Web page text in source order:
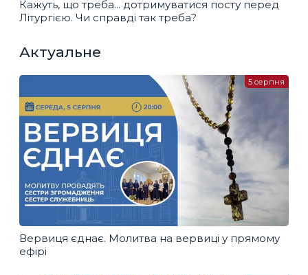
Кажуть, що треба... дотримуватися посту перед
Літургією. Чи справді так треба?
Актуальне
Вервиця єднає. Молитва на вервиці у прямому
ефірі
5 серпня